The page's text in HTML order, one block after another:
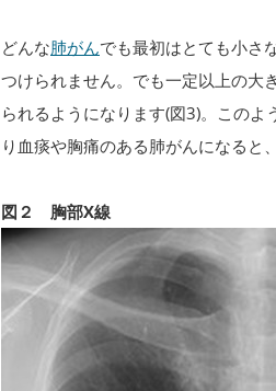
どんな肺がんでも最初はとても小さ
つけられません。でも一定以上の大
られるようになります(図3)。この
り血痰や胸痛のある肺がんになると
図２ 胸部X線